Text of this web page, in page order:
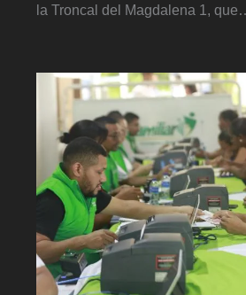
la Troncal del Magdalena 1, que…